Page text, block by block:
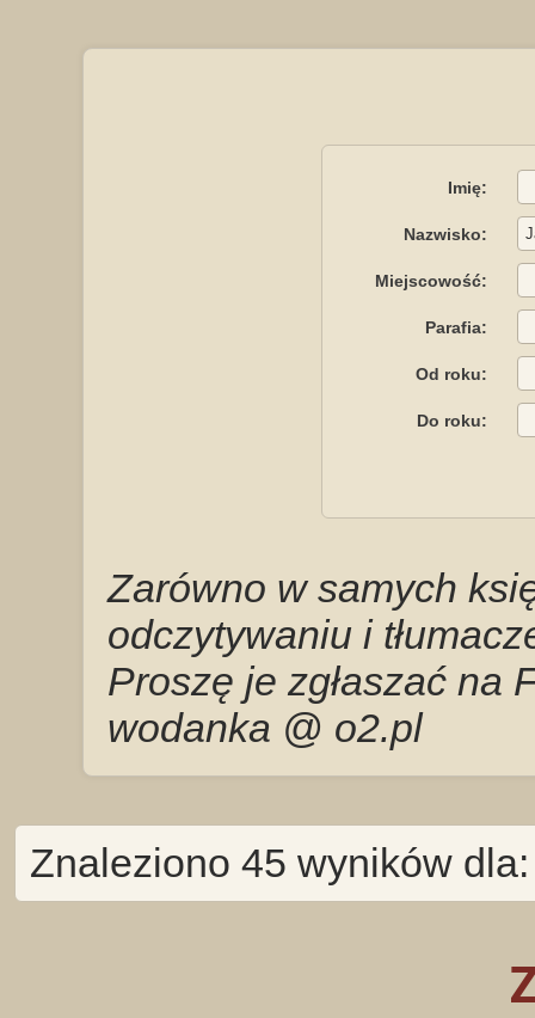
Imię:
Nazwisko:
Miejscowość:
Parafia:
Od roku:
Do roku:
Zarówno w samych
odczytywaniu i
Proszę je zgłaszać na
wodanka @ o2.pl
Znaleziono 45 wyników